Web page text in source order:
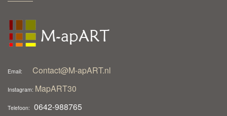
Email: Contact@M-apART.nl
Instagram: MapART30
Telefoon: 0642-988765